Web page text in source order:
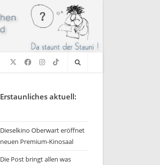
Erstaunliches aktuell:
Dieselkino Oberwart eröffnet
neuen Premium-Kinosaal
Die Post bringt allen was